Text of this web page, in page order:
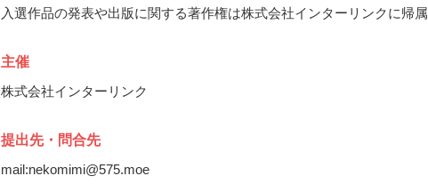
入選作品の発表や出版に関する著作権は株式会社インターリンクに帰属
主催
株式会社インターリンク
提出先・問合先
mail:nekomimi@575.moe